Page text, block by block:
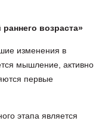
возраста»
изменения в
мышление, активно
первые
этапа является